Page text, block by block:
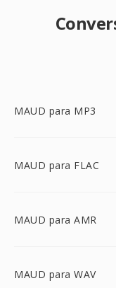
MAUD para MP3
MAUD para FLAC
MAUD para AMR
MAUD para WAV